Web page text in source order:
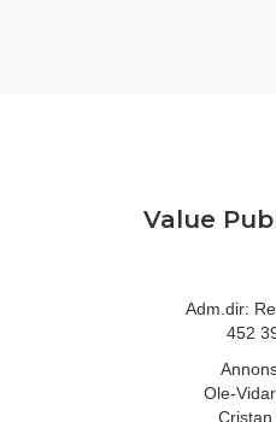
Value
Adm.dir:
452
Ole-